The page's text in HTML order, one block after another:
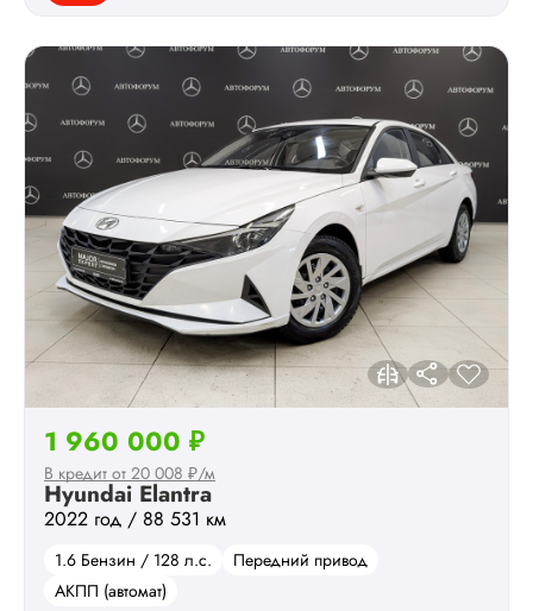
Hyundai Elantra
2022 год / 88 531 км
1.6 Бензин / 128 л.с.
Передний привод
АКПП (автомат)
1 960 000 ₽
В кредит от 20 008 ₽/м